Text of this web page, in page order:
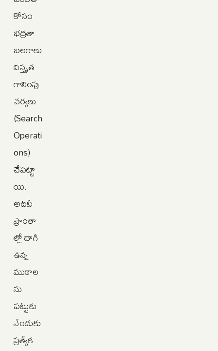
కోసం
భద్రతా
బలగాలు
విస్తృత
గాలింపు
చర్యలు
(Search
Operati
ons)
చేపట్టా
యి.
అటవీ
ప్రాంతా
ల్లో దాగి
ఉన్న
ముఠాల
ను
పట్టుకు
నేందుకు
ప్రత్యేక